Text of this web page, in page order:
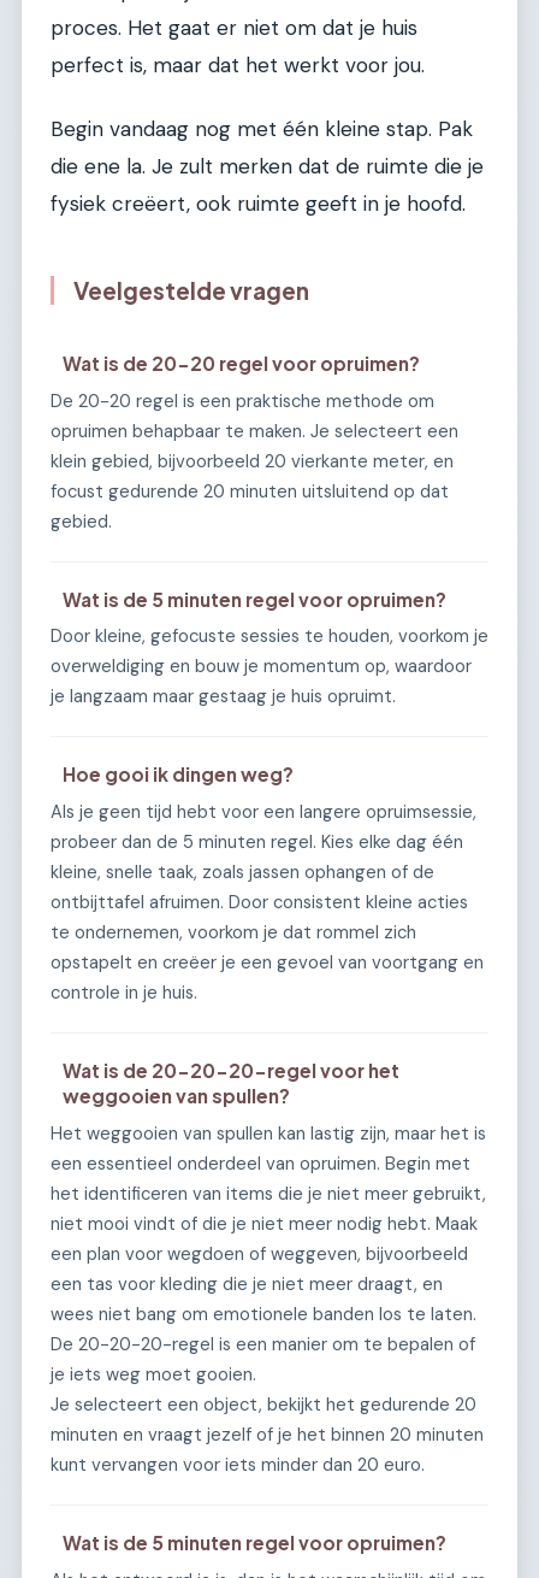
proces. Het gaat er niet om dat je huis
perfect is, maar dat het werkt voor jou.
Begin vandaag nog met één kleine stap. Pak
die ene la. Je zult merken dat de ruimte die je
fysiek creëert, ook ruimte geeft in je hoofd.
Veelgestelde vragen
Wat is de 20-20 regel voor opruimen?
De 20-20 regel is een praktische methode om
opruimen behapbaar te maken. Je selecteert een
klein gebied, bijvoorbeeld 20 vierkante meter, en
focust gedurende 20 minuten uitsluitend op dat
gebied.
Wat is de 5 minuten regel voor opruimen?
Door kleine, gefocuste sessies te houden, voorkom je
overweldiging en bouw je momentum op, waardoor
je langzaam maar gestaag je huis opruimt.
Hoe gooi ik dingen weg?
Als je geen tijd hebt voor een langere opruimsessie,
probeer dan de 5 minuten regel. Kies elke dag één
kleine, snelle taak, zoals jassen ophangen of de
ontbijttafel afruimen. Door consistent kleine acties
te ondernemen, voorkom je dat rommel zich
opstapelt en creëer je een gevoel van voortgang en
controle in je huis.
Wat is de 20-20-20-regel voor het
weggooien van spullen?
Het weggooien van spullen kan lastig zijn, maar het is
een essentieel onderdeel van opruimen. Begin met
het identificeren van items die je niet meer gebruikt,
niet mooi vindt of die je niet meer nodig hebt. Maak
een plan voor wegdoen of weggeven, bijvoorbeeld
een tas voor kleding die je niet meer draagt, en
wees niet bang om emotionele banden los te laten.
De 20-20-20-regel is een manier om te bepalen of
je iets weg moet gooien.
Je selecteert een object, bekijkt het gedurende 20
minuten en vraagt jezelf of je het binnen 20 minuten
kunt vervangen voor iets minder dan 20 euro.
Wat is de 5 minuten regel voor opruimen?